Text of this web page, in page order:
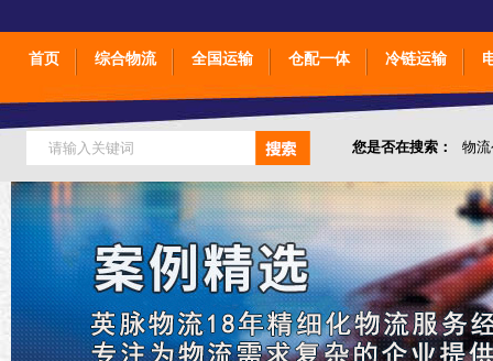
首页 综合物流 全国运输 仓配一体 冷链运输
您是否在搜索： 物
仓储综合专业定制物